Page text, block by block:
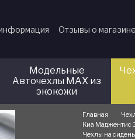
Отзывы о магазине
Модельные
Авточехлы MAX из
экокожи
Главная
Киа Маджентис
Чехлы на